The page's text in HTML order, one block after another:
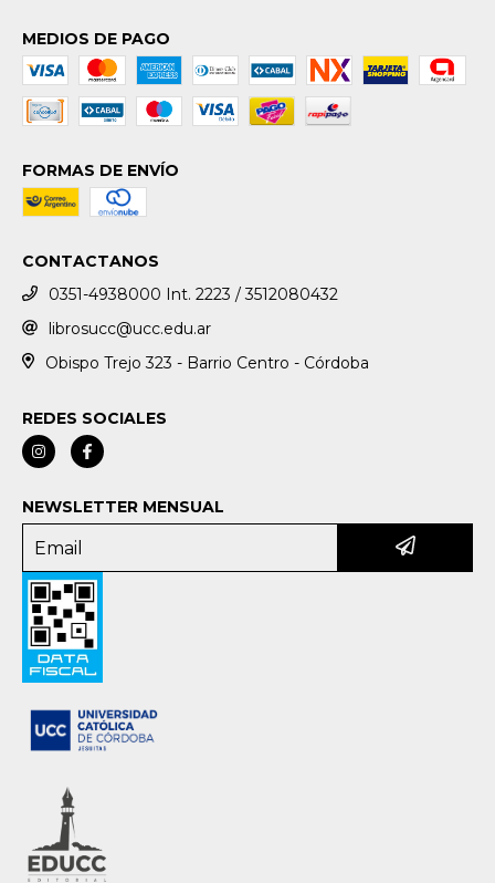
MEDIOS DE PAGO
FORMAS DE ENVÍO
CONTACTANOS
0351-4938000 Int. 2223 / 3512080432
librosucc@ucc.edu.ar
Obispo Trejo 323 - Barrio Centro - Córdoba
REDES SOCIALES
NEWSLETTER MENSUAL